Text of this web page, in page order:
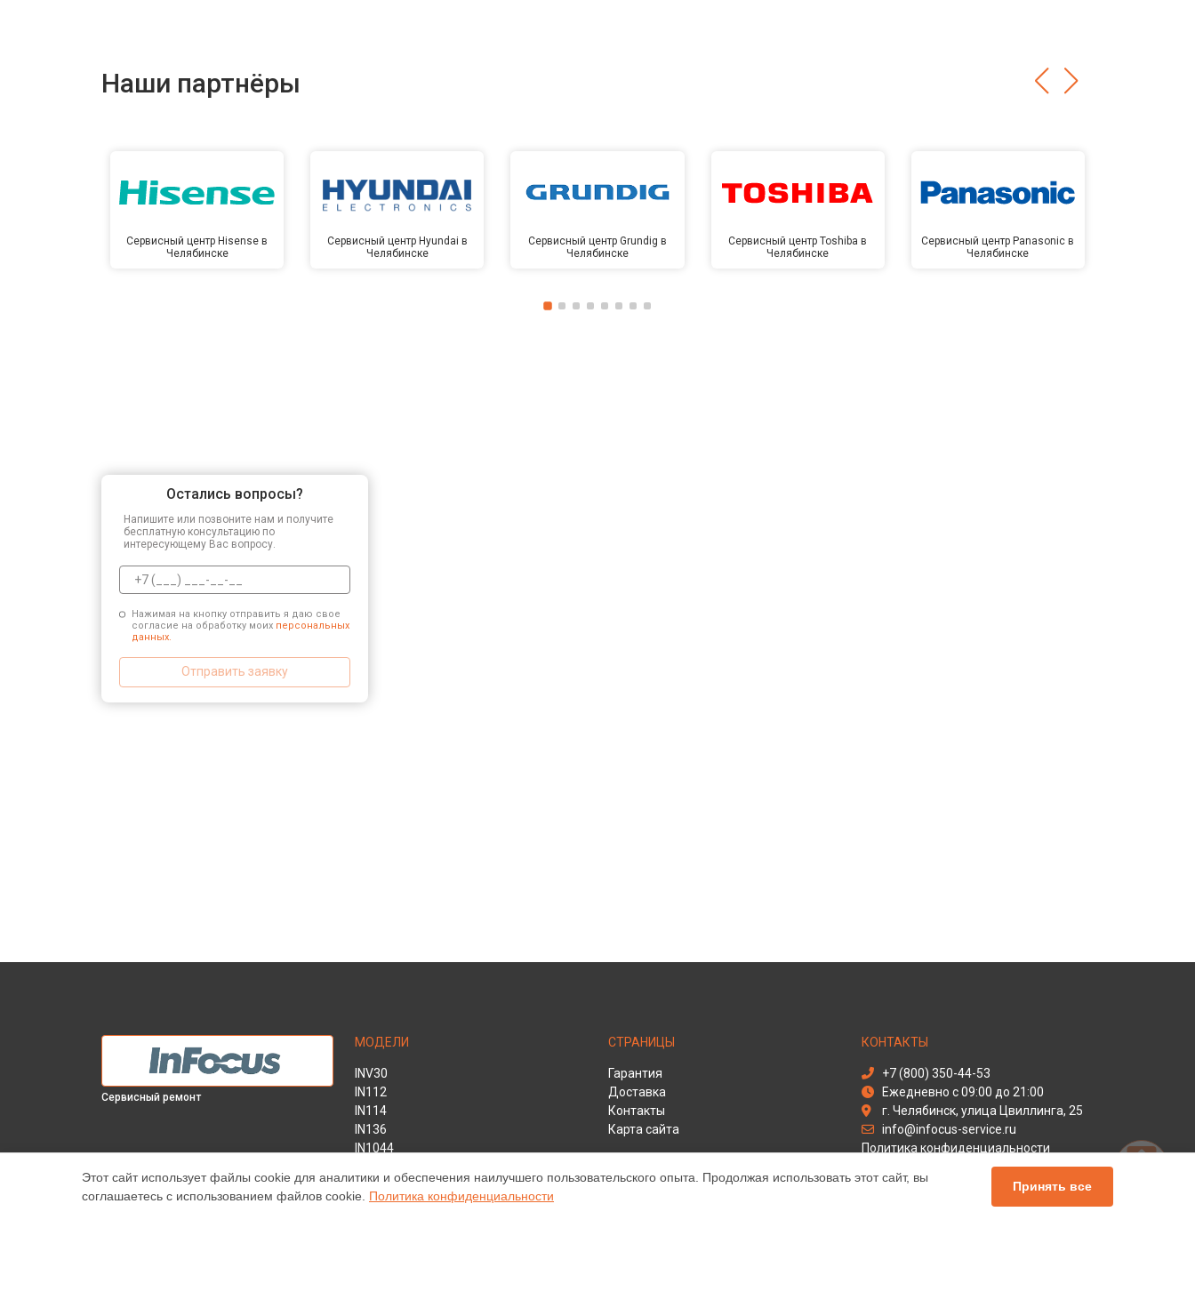
Наши партнёры
Сервисный центр Hisense в
Челябинске
Сервисный центр Hyundai в
Челябинске
Сервисный центр Grundig в
Челябинске
Сервисный центр Toshiba в
Челябинске
Сервисный центр Panasonic в
Челябинске
Остались вопросы?
Напишите или позвоните нам и получите
бесплатную консультацию по
интересующему Вас вопросу.
Нажимая на кнопку отправить я даю свое
согласие на обработку моих персональных
данных.
Отправить заявку
Сервисный ремонт
МОДЕЛИ
INV30
IN112
IN114
IN136
IN1044
IN2138HD
INL146
СТРАНИЦЫ
Гарантия
Доставка
Контакты
Карта сайта
КОНТАКТЫ
+7 (800) 350-44-53
Ежедневно с 09:00 до 21:00
г. Челябинск, улица Цвиллинга, 25
info@infocus-service.ru
Политика конфиденциальности
Способы оплаты
Этот сайт использует файлы cookie для аналитики и обеспечения наилучшего пользовательского опыта. Продолжая использовать этот сайт, вы
соглашаетесь с использованием файлов cookie. Политика конфиденциальности
Принять все